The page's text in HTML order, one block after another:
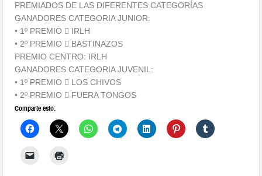
PREMIADOS DE LAS DIFERENTES CATEGORÍAS
GANADORES CATEGORIA JUNIOR:
• 1º PREMIO  IRLH
• 2º PREMIO  BASTINAZOS
PREMIO CENTRO: IRLH
GANADORES CATEGORIA JUVENIL:
• 1º PREMIO  LOS CHIVOS
• 2º PREMIO  FUERA TONGOS
Comparte esto: